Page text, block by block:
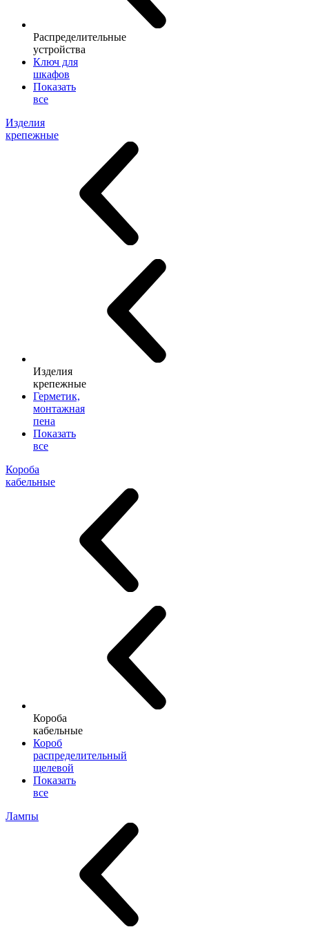
Распределительные
устройства
Ключ для
шкафов
Показать
все
Изделия
крепежные
Изделия
крепежные
Герметик,
монтажная
пена
Показать
все
Короба
кабельные
Короба
кабельные
Короб
распределительный
щелевой
Показать
все
Лампы